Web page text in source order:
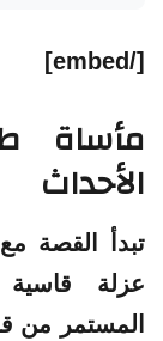
[/embed]
مأساة
الأحداث
تبدأ القصة
عزلة
المستمر من